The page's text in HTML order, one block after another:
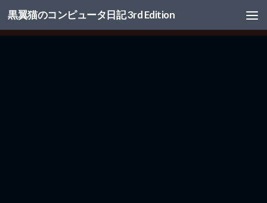
コンテンツへスキップ
黒翼猫のコンピュータ日記 3rd Edition